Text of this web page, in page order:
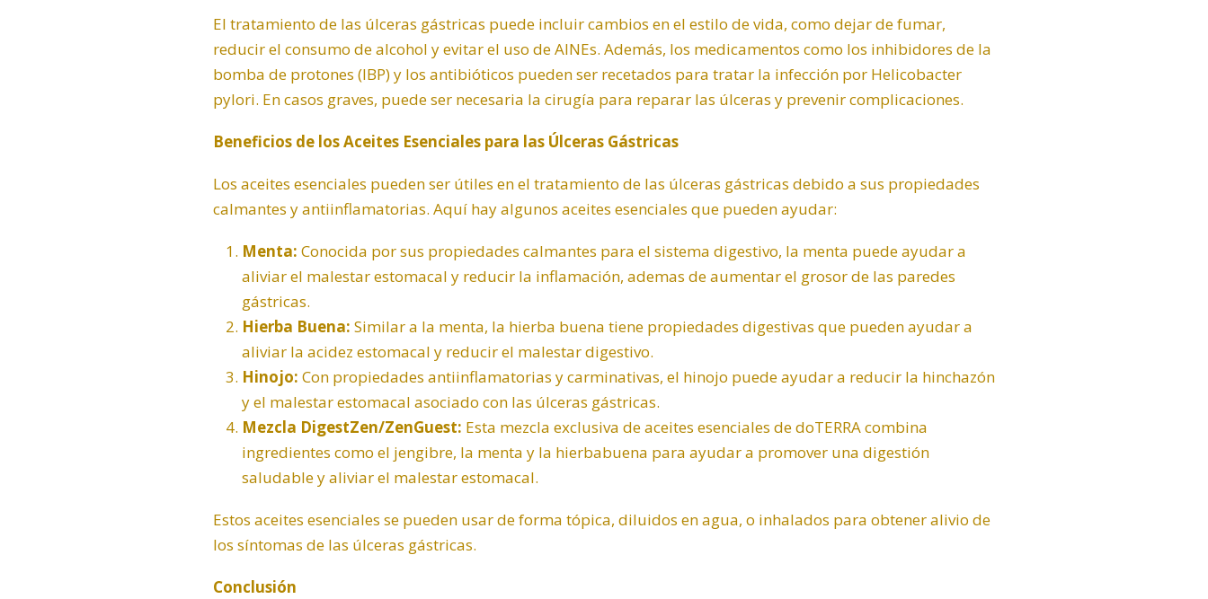
El tratamiento de las úlceras gástricas puede incluir cambios en el estilo de vida, como dejar de fumar,
reducir el consumo de alcohol y evitar el uso de AINEs. Además, los medicamentos como los inhibidores de la
bomba de protones (IBP) y los antibióticos pueden ser recetados para tratar la infección por Helicobacter
pylori. En casos graves, puede ser necesaria la cirugía para reparar las úlceras y prevenir complicaciones.
Beneficios de los Aceites Esenciales para las Úlceras Gástricas
Los aceites esenciales pueden ser útiles en el tratamiento de las úlceras gástricas debido a sus propiedades
calmantes y antiinflamatorias. Aquí hay algunos aceites esenciales que pueden ayudar:
Menta: Conocida por sus propiedades calmantes para el sistema digestivo, la menta puede ayudar a
aliviar el malestar estomacal y reducir la inflamación, ademas de aumentar el grosor de las paredes
gástricas.
Hierba Buena: Similar a la menta, la hierba buena tiene propiedades digestivas que pueden ayudar a
aliviar la acidez estomacal y reducir el malestar digestivo.
Hinojo: Con propiedades antiinflamatorias y carminativas, el hinojo puede ayudar a reducir la hinchazón
y el malestar estomacal asociado con las úlceras gástricas.
Mezcla DigestZen/ZenGuest: Esta mezcla exclusiva de aceites esenciales de doTERRA combina
ingredientes como el jengibre, la menta y la hierbabuena para ayudar a promover una digestión
saludable y aliviar el malestar estomacal.
Estos aceites esenciales se pueden usar de forma tópica, diluidos en agua, o inhalados para obtener alivio de
los síntomas de las úlceras gástricas.
Conclusión